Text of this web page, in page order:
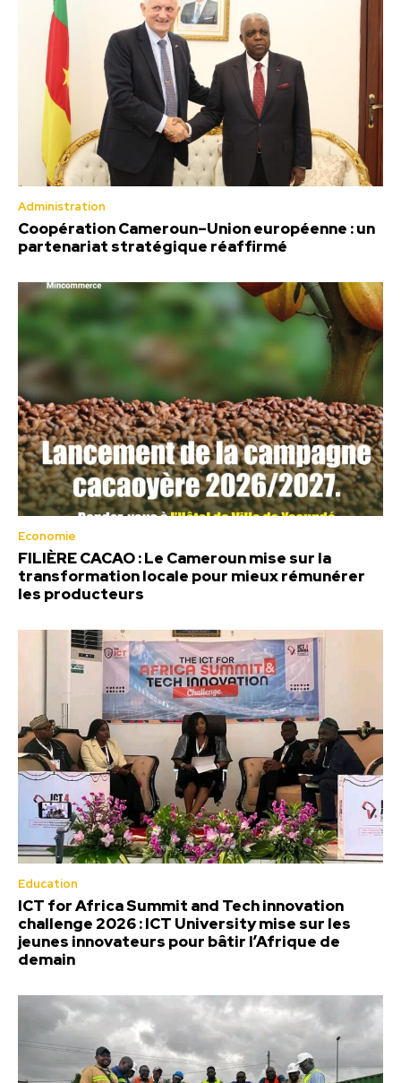
Administration
Coopération Cameroun–Union européenne : un
partenariat stratégique réaffirmé
Economie
FILIÈRE CACAO : Le Cameroun mise sur la
transformation locale pour mieux rémunérer
les producteurs
Education
ICT for Africa Summit and Tech innovation
challenge 2026 : ICT University mise sur les
jeunes innovateurs pour bâtir l’Afrique de
demain